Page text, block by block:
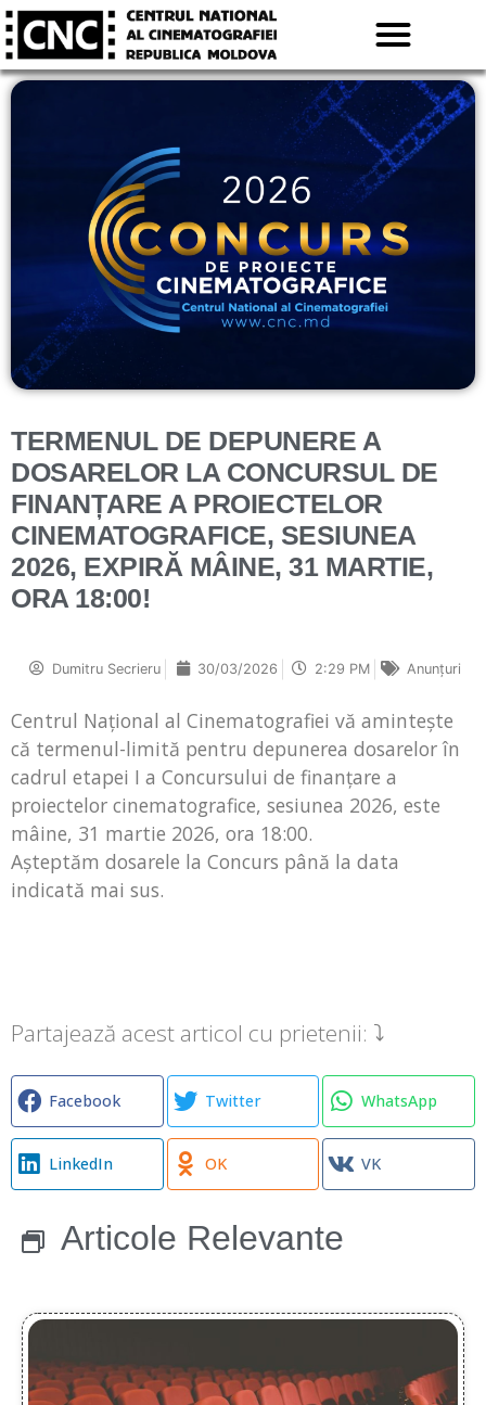
TERMENUL DE DEPUNERE A
DOSARELOR LA CONCURSUL DE
FINANȚARE A PROIECTELOR
CINEMATOGRAFICE, SESIUNEA
2026, EXPIRĂ MÂINE, 31 MARTIE,
ORA 18:00!
Dumitru Secrieru 30/03/2026 2:29 PM Anunțuri
Centrul Național al Cinematografiei vă amintește
că termenul-limită pentru depunerea dosarelor în
cadrul etapei I a Concursului de finanțare a
proiectelor cinematografice, sesiunea 2026, este
mâine, 31 martie 2026, ora 18:00.
Așteptăm dosarele la Concurs până la data
indicată mai sus.
Partajează acest articol cu prietenii: ⤵
Facebook Twitter WhatsApp
LinkedIn OK VK
Articole Relevante